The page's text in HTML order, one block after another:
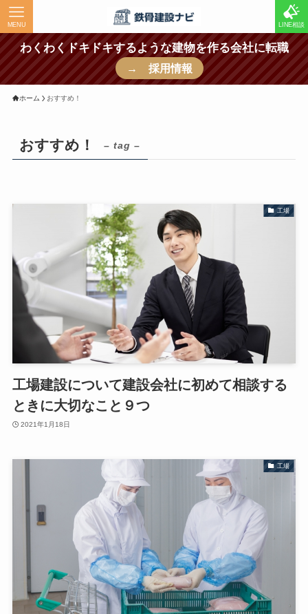
LINE相談
MENU
わくわくドキドキするような建物を作る会社に転職
→ 採用情報
ホーム おすすめ！
おすすめ！ – tag –
工場
工場建設について建設会社に初めて相談する
ときに大切なこと９つ
2021年1月18日
工場